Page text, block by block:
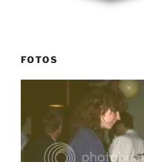
FOTOS